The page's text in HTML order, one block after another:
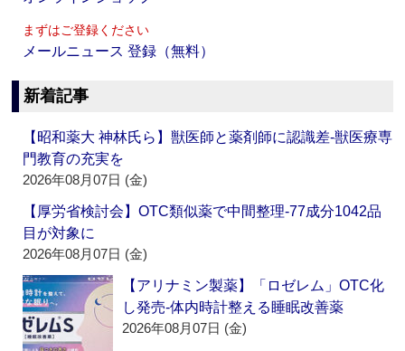
まずはご登録ください
メールニュース 登録（無料）
新着記事
【昭和薬大 神林氏ら】獣医師と薬剤師に認識差‐獣医療専
門教育の充実を
2026年08月07日 (金)
【厚労省検討会】OTC類似薬で中間整理‐77成分1042品
目が対象に
2026年08月07日 (金)
【アリナミン製薬】「ロゼレム」OTC化
し発売‐体内時計整える睡眠改善薬
2026年08月07日 (金)